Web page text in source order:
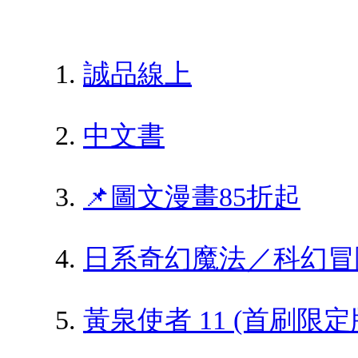
誠品線上
中文書
📌圖文漫畫85折起
日系奇幻魔法／科幻
黃泉使者 11 (首刷限定